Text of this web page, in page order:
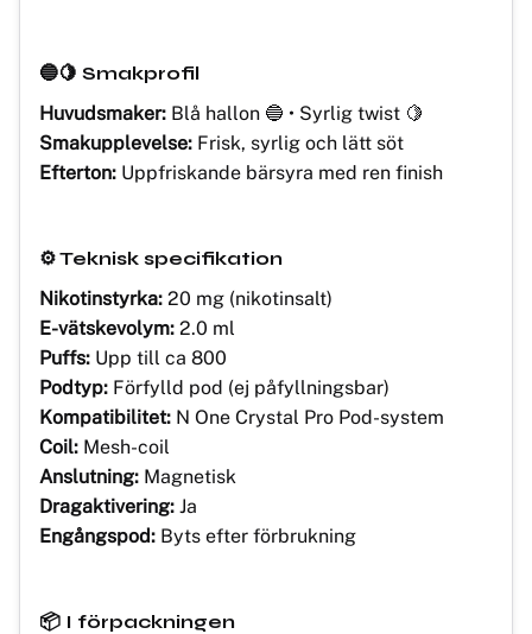
🔵🍋 Smakprofil
Huvudsmaker: Blå hallon 🔵 • Syrlig twist 🍋
Smakupplevelse: Frisk, syrlig och lätt söt
Efterton: Uppfriskande bärsyra med ren finish
⚙️ Teknisk specifikation
Nikotinstyrka: 20 mg (nikotinsalt)
E-vätskevolym: 2.0 ml
Puffs: Upp till ca 800
Podtyp: Förfylld pod (ej påfyllningsbar)
Kompatibilitet: N One Crystal Pro Pod-system
Coil: Mesh-coil
Anslutning: Magnetisk
Dragaktivering: Ja
Engångspod: Byts efter förbrukning
📦 I förpackningen